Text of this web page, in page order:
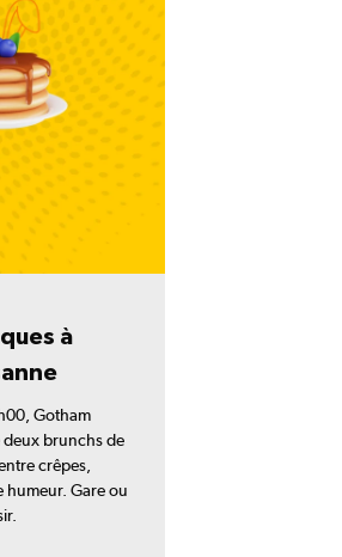
à
Gotham
brunchs de
crêpes,
Gare ou